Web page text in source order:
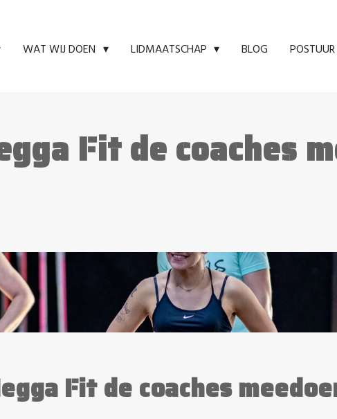
WAT WIJ DOEN LIDMAATSCHAP BLOG
Fit de coaches
Fit de coaches